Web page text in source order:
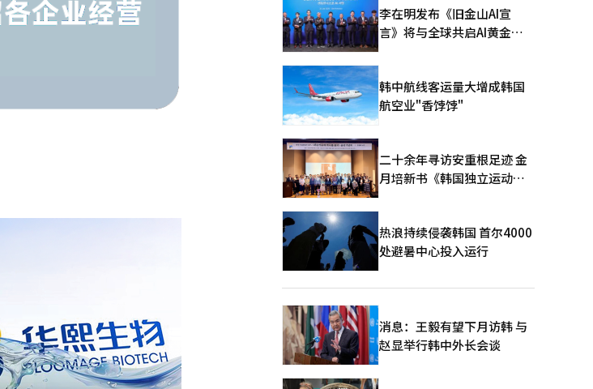
李在明发布《旧金山AI宣
言》将与全球共启AI黄金时
韩中航线客运量大增成韩国
航空业"香饽饽"
二十余年寻访安重根足迹 金
月培新书《韩国独立运动圣
热浪持续侵袭韩国 首尔4000
处避暑中心投入运行
消息：王毅有望下月访韩 与
赵显举行韩中外长会谈